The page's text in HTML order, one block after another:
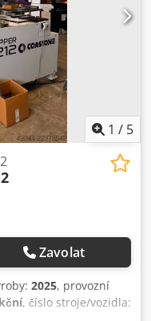
1 / 5
Zavolat
2025, provozní
, číslo stroje/vozidla: